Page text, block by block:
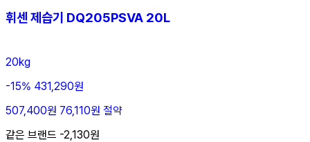
휘센 제습기 DQ205PSVA 20L
20kg
-15% 431,290원
507,400원 76,110원 절약
같은 브랜드 -2,130원